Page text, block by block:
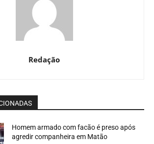
Redação
Homem armado com facão é preso após
agredir companheira em Matão